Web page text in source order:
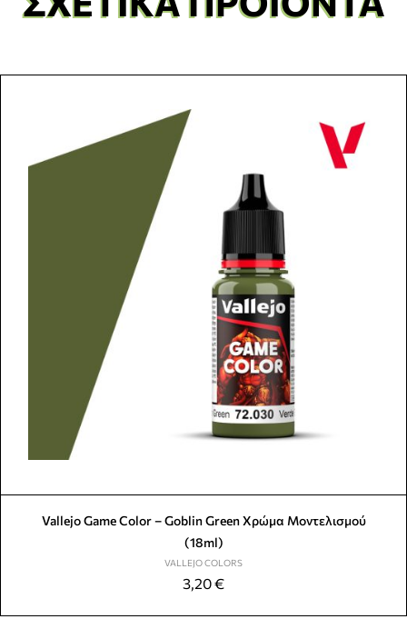
Vallejo Game Color – Goblin Green Χρώμα Μοντελισμού
(18ml)
VALLEJO COLORS
3,20€